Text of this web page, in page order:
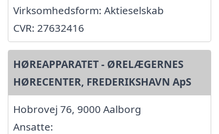
Virksomhedsform: Aktieselskab
CVR: 27632416
HØREAPPARATET - ØRELÆGERNES
HØRECENTER, FREDERIKSHAVN ApS
Hobrovej 76, 9000 Aalborg
Ansatte: